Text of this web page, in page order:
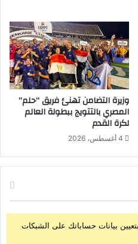
وزيرة التضامن تهنئ فريق “حلم”
المصري بالتتويج ببطولة العالم
لكرة القدم
4 أغسطس، 2026
بيانات حساباتك على الشبكات